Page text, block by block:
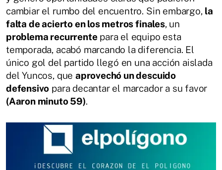
cambiar el rumbo del encuentro. Sin embargo, la
falta de acierto en los metros finales, un
problema recurrentepara el equipo esta
temporada, acabó marcando la diferencia. El
único gol del partido llegó en una acción aislada
del Yuncos, que aprovechó un descuido
defensivo para decantar el marcador a su favor
(Aaron minuto 59).